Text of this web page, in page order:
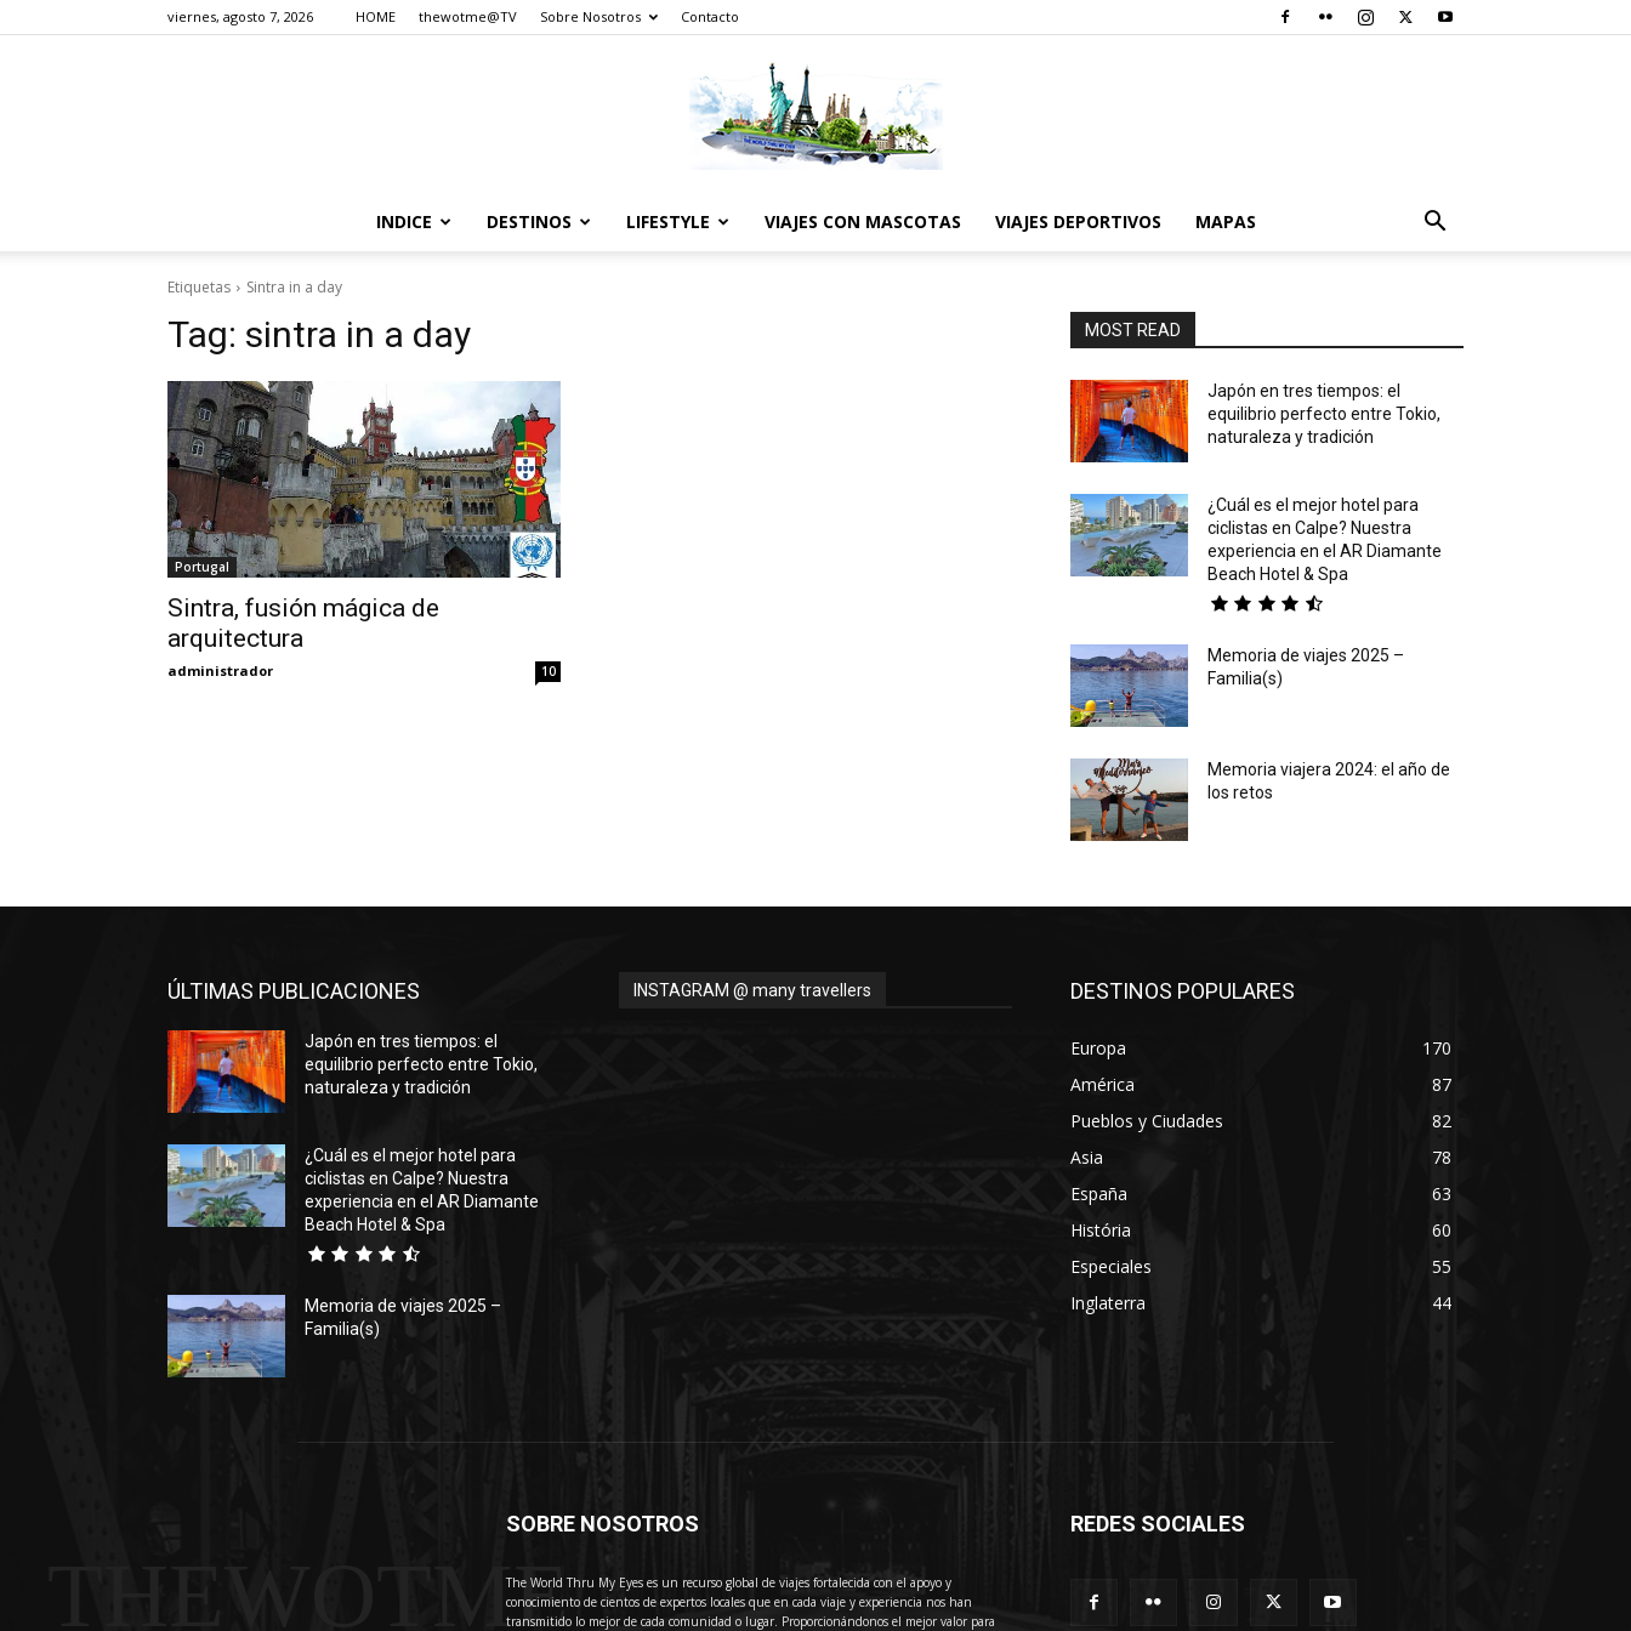
viernes, agosto 7, 2026 HOME thewotme@TV Sobre Nosotros Contacto
INDICE DESTINOS LIFESTYLE VIAJES CON MASCOTAS VIAJES DEPORTIVOS MAPAS
Etiquetas Sintra in a day
Tag: sintra in a day
Portugal
Sintra, fusión mágica de
arquitectura
administrador 10
MOST READ
Japón en tres tiempos: el
equilibrio perfecto entre Tokio,
naturaleza y tradición
¿Cuál es el mejor hotel para
ciclistas en Calpe? Nuestra
experiencia en el AR Diamante
Beach Hotel & Spa
Memoria de viajes 2025 –
Familia(s)
Memoria viajera 2024: el año de
los retos
ÚLTIMAS PUBLICACIONES
Japón en tres tiempos: el
equilibrio perfecto entre Tokio,
naturaleza y tradición
¿Cuál es el mejor hotel para
ciclistas en Calpe? Nuestra
experiencia en el AR Diamante
Beach Hotel & Spa
Memoria de viajes 2025 –
Familia(s)
INSTAGRAM @ many travellers DESTINOS POPULARES
Europa
170
América
87
Pueblos y Ciudades
82
Asia
78
España
63
História
60
Especiales
55
Inglaterra
44
THEWOTME
SOBRE NOSOTROS
The World Thru My Eyes es un recurso global de viajes fortalecida con el apoyo y
conocimiento de cientos de expertos locales que en cada viaje y experiencia nos han
transmitido lo mejor de cada comunidad o lugar. Proporcionándonos el mejor valor para
REDES SOCIALES